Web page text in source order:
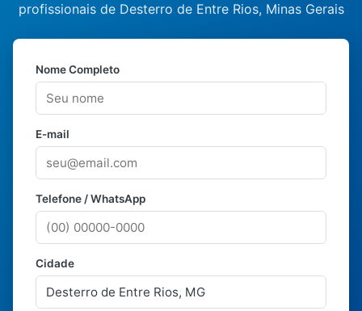
profissionais de Desterro de Entre Rios, Minas Gerais
Nome Completo
E-mail
Telefone / WhatsApp
Cidade